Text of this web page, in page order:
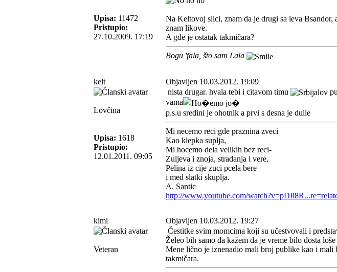
Upisa: 11472
Pristupio:
27.10.2009. 17:19
Na Keltovoj slici, znam da je drugi sa leva Bsandor,
znam likove.
A gde je ostatak takmičara?
Bogu 'fala, što sam Lala
kelt Objavljen 10.03.2012. 19:09
Lovčina
Upisa: 1618
Pristupio:
12.01.2011. 09:05
nista drugar. hvala tebi i citavom timu
vama
p.s.u sredini je ohotnik a prvi s desna je dulle
Mi necemo reci gde praznina zveci
Kao klepka suplja,
Mi hocemo dela velikih bez reci-
Zuljeva i znoja, stradanja i vere,
Pelina iz cije zuci pcela bere
i med slatki skuplja.
A. Santic
http://www.youtube.com/
kimi Objavljen 10.03.2012. 19:27
Veteran
Čestitke svim momcima koji su učestvovali i
Želeo bih samo da kažem da je vreme bilo dosta
Mene lično je iznenadio mali broj publike kao i mali
takmičara.